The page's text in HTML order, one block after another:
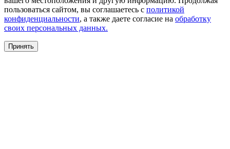
пользоваться сайтом, вы соглашаетесь с политикой
конфиденциальности, а также даете согласие на обработку
своих персональных данных.
Принять